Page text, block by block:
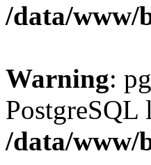
/data/www/
Warning:
PostgreSQL
/data/www/